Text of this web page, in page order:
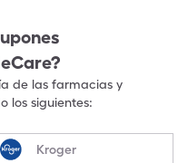
de las farmacias y
los siguientes:
Kroger